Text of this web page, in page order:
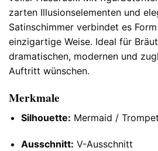
zarten Illusionselementen und
Satinschimmer verbindet es
einzigartige Weise. Ideal für
dramatischen, modernen und
Auftritt wünschen.
Merkmale
Silhouette: Mermaid /
Ausschnitt: V-Ausschnitt